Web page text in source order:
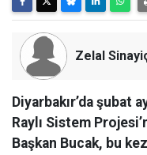
Zelal
Diyarbakır’da şubat
Raylı Sistem
Başkan Bucak, bu